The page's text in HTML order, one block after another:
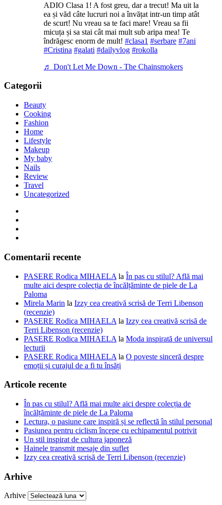
ADIO Clasa 1! A fost greu, dar a trecut! Ma uit la
ea și văd câte lucruri noi a învățat intr-un timp atât
de scurt! Nu vreau sa te faci mare! Vreau sa fii
micuța și sa stai cât mai mult sub aripa mea! Te
îndrăgesc enorm de mult! #clasa1 #serbare #7ani
#Cristina #galati #dailyvlog #rokolla
♬ Don't Let Me Down - The Chainsmokers
Categorii
Beauty
Cooking
Fashion
Home
Lifestyle
Makeup
My baby
Nails
Review
Travel
Uncategorized
Comentarii recente
PASERE Rodica MIHAELA la În pas cu stilul? Află mai
multe aici despre colecția de încălțăminte de piele de La
Paloma
Mirela Marin la Izzy cea creativă scrisă de Terri Libenson
(recenzie)
PASERE Rodica MIHAELA la Izzy cea creativă scrisă de
Terri Libenson (recenzie)
PASERE Rodica MIHAELA la Moda inspirată de universul
lecturii
PASERE Rodica MIHAELA la O poveste sinceră despre
emoții și curajul de a fi tu însăți
Articole recente
În pas cu stilul? Află mai multe aici despre colecția de
încălțăminte de piele de La Paloma
Lectura, o pasiune care inspiră și se reflectă în stilul personal
Pasiunea pentru ciclism începe cu echipamentul potrivit
Un stil inspirat de cultura japoneză
Hainele transmit mesaje din suflet
Izzy cea creativă scrisă de Terri Libenson (recenzie)
Arhive
Arhive